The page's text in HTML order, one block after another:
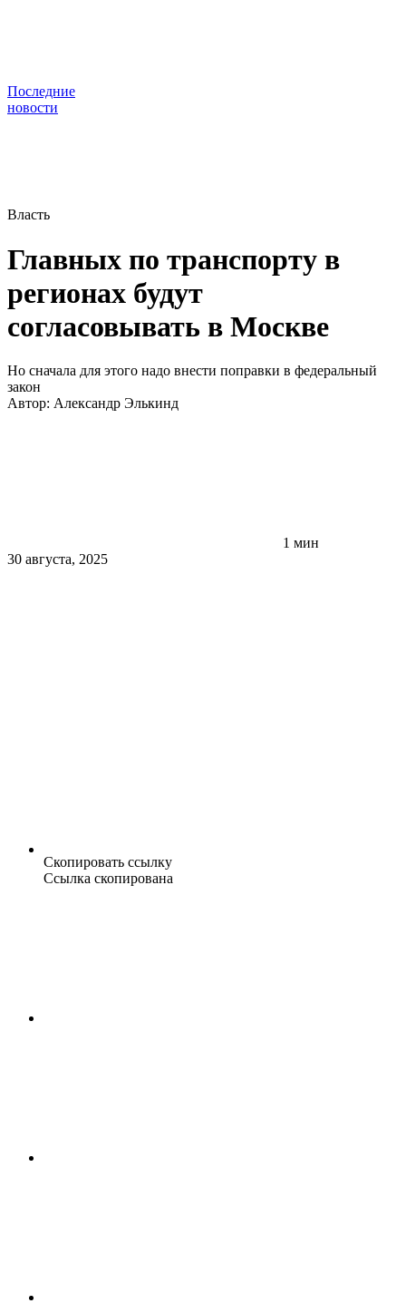
Последние
новости
Власть
Главных по транспорту в
регионах будут
согласовывать в Москве
Но сначала для этого надо внести поправки в федеральный
закон
Автор: Александр Элькинд
1 мин
30 августа, 2025
Скопировать ссылку
Ссылка скопирована